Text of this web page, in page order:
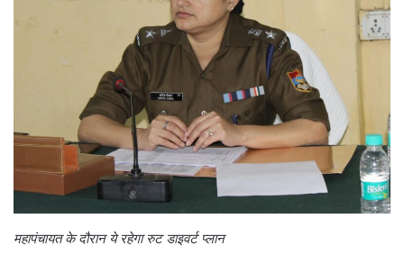
महापंचायत के दौरान ये रहेगा रुट डाइवर्ट प्लान